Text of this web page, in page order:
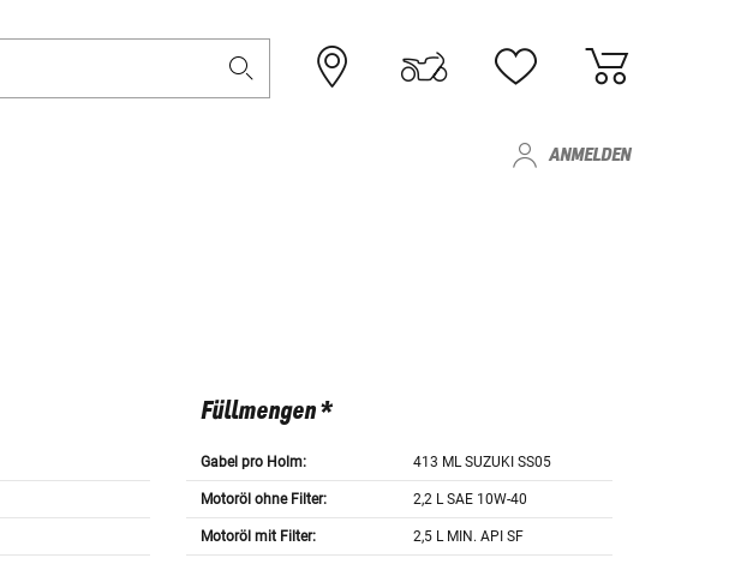
ANMELDEN
Füllmengen *
Gabel pro Holm: 413 ML SUZUKI SS05
Motoröl ohne Filter: 2,2 L SAE 10W-40
Motoröl mit Filter: 2,5 L MIN. API SF